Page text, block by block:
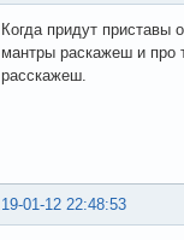
Когда придут приставы
мантры раскажеш и про
расскажеш.
19-01-12 22:48:53